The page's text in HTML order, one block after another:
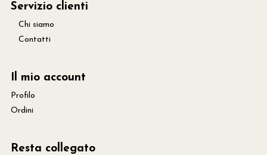
Servizio clienti
Chi siamo
Contatti
Il mio account
Profilo
Ordini
Resta collegato